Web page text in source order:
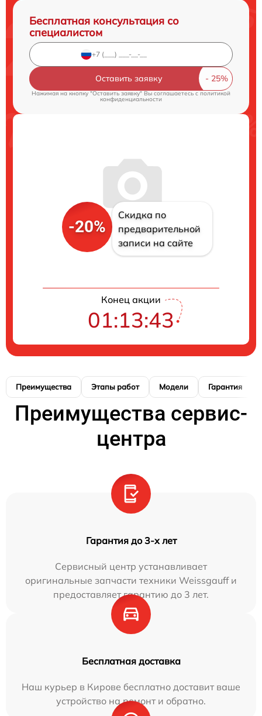
Бесплатная консультация со
специалистом
Оставить заявку
Нажимая на кнопку "Оставить заявку" Вы соглашаетесь cполитикой
конфиденциальности
-20%
Скидка по
предварительной
записи на сайте
Конец акции
01:13:42
Преимущества Этапы работ Модели Гарантия
Преимущества сервис-
центра
Гарантия до 3-х лет
Сервисный центр устанавливает
оригинальные запчасти техники Weissgauff и
предоставляет гарантию до 3 лет.
Бесплатная доставка
Наш курьер в Кирове бесплатно доставит ваше
устройство на ремонт и обратно.